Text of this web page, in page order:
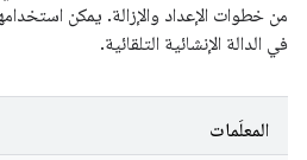
من خطوات الإعداد والإزالة. يمكن
في الدالة الإنشائية التلقائية.
المعلَمات